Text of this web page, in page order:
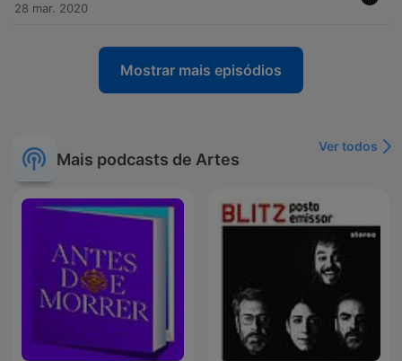
28 mar. 2020
Mostrar mais episódios
Mais podcasts de Artes
Ver todos